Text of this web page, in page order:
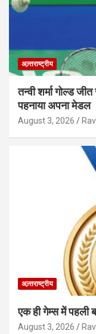
अन्र्तराष्ट्रीय
तन्वी शर्मा गोल्ड
पहनाया अपना मेडल
August 3, 2026
अन्र्तराष्ट्रीय
एक ही गेम्स में पहली
August 3, 2026